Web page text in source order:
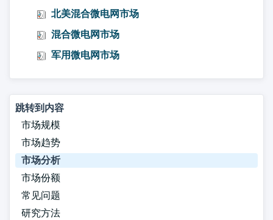
北美混合微电网市场
混合微电网市场
军用微电网市场
跳转到内容
市场规模
市场趋势
市场分析
市场份额
常见问题
研究方法